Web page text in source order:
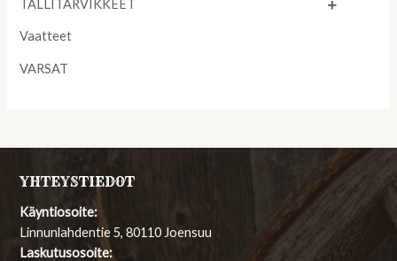
TALLITARVIKKEET
Vaatteet
VARSAT
YHTEYSTIEDOT
Käyntiosoite:
Linnunlahdentie 5, 80110 Joensuu
Laskutusosoite: